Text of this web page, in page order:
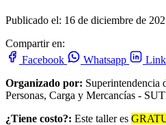
Publicado el: 16 de diciembre de
Compartir en:
Facebook
Whatsapp
Organizado por: Superintendencia
Personas, Carga y Mercancías -
¿Tiene costo?: Este taller es